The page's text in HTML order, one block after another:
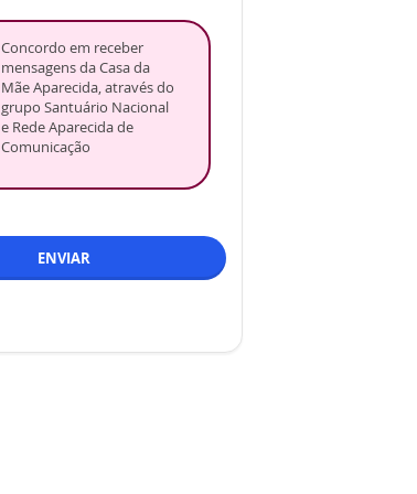
Concordo em receber
mensagens da Casa da
Mãe Aparecida, através do
grupo Santuário Nacional
e Rede Aparecida de
Comunicação
ENVIAR